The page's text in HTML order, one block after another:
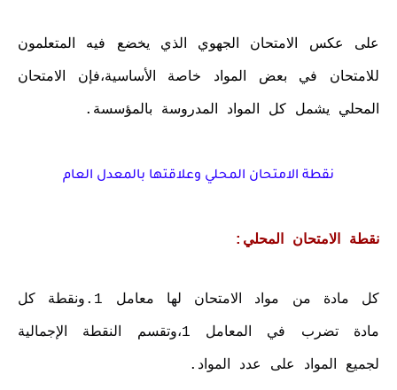
على عكس الامتحان الجهوي الذي يخضع فيه المتعلمون
للامتحان في بعض المواد خاصة الأساسية،فإن الامتحان
المحلي يشمل كل المواد المدروسة بالمؤسسة.
نقطة الامتحان المحلي وعلاقتها بالمعدل العام
نقطة الامتحان المحلي:
كل مادة من مواد الامتحان لها معامل 1.ونقطة كل
مادة تضرب في المعامل 1،وتقسم النقطة الإجمالية
لجميع المواد على عدد المواد.